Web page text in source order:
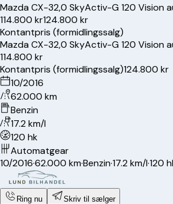
MazdaCX-32,0 SkyActiv-G 120 Vision
114.800 kr124.800 kr
Kontantpris (formidlingssalg)
MazdaCX-32,0 SkyActiv-G 120 Vision
114.800 kr
Kontantpris (formidlingssalg)124.800 kr
10/2016
62.000 km
Benzin
17.2 km/l
120 hk
Automatgear
10/2016·62.000 km·Benzin·17.2 km/l·120
Ring nu Skriv til sælger